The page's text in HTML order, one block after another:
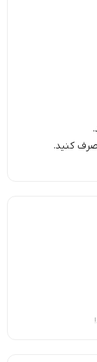
کنید.